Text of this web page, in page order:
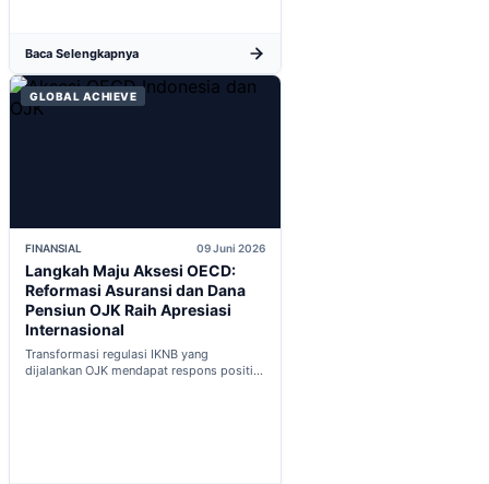
Baca Selengkapnya
GLOBAL ACHIEVE
FINANSIAL 09 Juni 2026
Langkah Maju Aksesi OECD:
Reformasi Asuransi dan Dana
Pensiun OJK Raih Apresiasi
Internasional
Transformasi regulasi IKNB yang
dijalankan OJK mendapat respons positif